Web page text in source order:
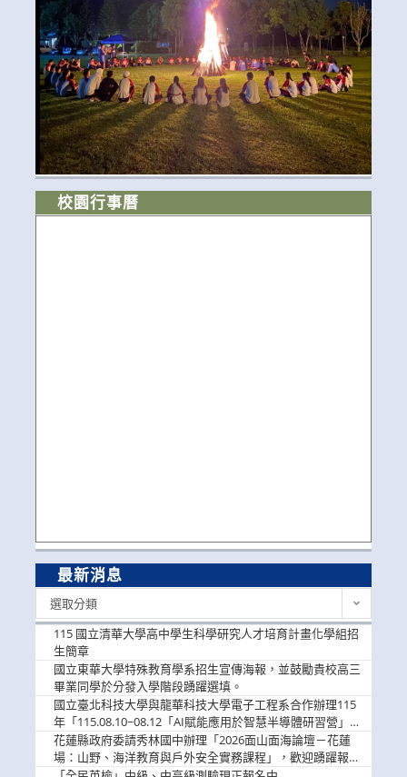
校園行事曆
最新消息
選取分類
115 國立清華大學高中學生科學研究人才培育計畫化學組招
生簡章
國立東華大學特殊教育學系招生宣傳海報，並鼓勵貴校高三
畢業同學於分發入學階段踴躍選填。
國立臺北科技大學與龍華科技大學電子工程系合作辦理115
年「115.08.10~08.12「AI賦能應用於智慧半導體研習營」，
歡迎學生踴躍報名參加
花蓮縣政府委請秀林國中辦理「2026面山面海論壇－花蓮
場：山野、海洋教育與戶外安全實務課程」，歡迎踴躍報名